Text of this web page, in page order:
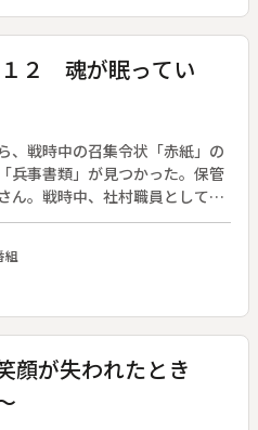
接収委員となっていた。戦争に
しまった２人。親友の苦境を見
てくれ。必ず生きて会おう」
野さんに手渡した。◆約束から
生き延びることができたの
。何とかもう一度会って千円を
Ｃラジオ「つボイノリオの聞け
１２ 魂が眠ってい
、戦時中の召集令状「赤紙」の
兵事書類」が見つかった。保管
ん。戦時中、社村職員として、
を務めていた。兵事係は徴兵の
者があれば遺族のもとへ報せを
書類は、終戦直後に国が焼却
従った。しかし、大日向さん
思いはどこにあったのか。正門
男の功さんが遺された書類に父
組
顔が失われたとき